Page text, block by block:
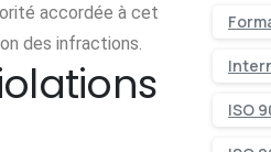
accordée à cet
des infractions.
ISO